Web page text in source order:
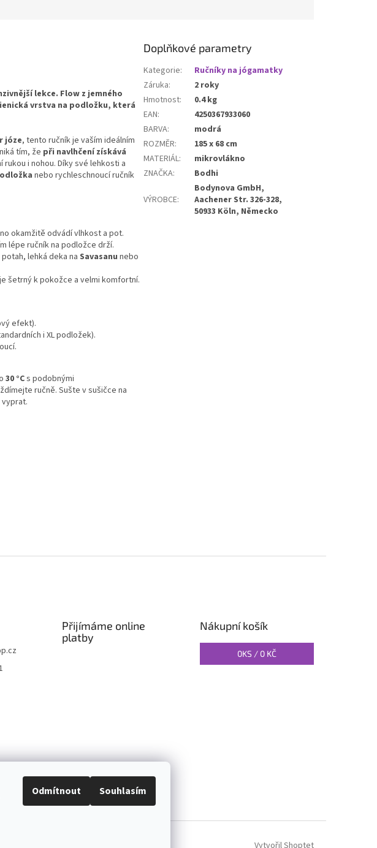
Odmítnout Souhlasím
pro začátečníky i pokročilé,
kteří upřednostňují
povrcha stabilní oporu během
lekce. Flow z jemného
vrstva na podložku, která
józe, tento ručník je vaším ideálním
tím, že při navlhčení získává
i nohou. Díky své lehkosti a
nebo rychleschnoucí ručník
okamžitě odvádí vlhkost a pot.
lépe ručník na podložce drží.
lehká deka na Savasanu nebo
šetrný k pokožce a velmi komfortní.
efekt).
i XL podložek).
30 °Cs podobnými
ručně. Sušte v sušičce na
Doplňkové parametry
Kategorie:
Ručníky na jógamatky
Záruka:
2 roky
Hmotnost:
0.4 kg
EAN:
4250367933060
BARVA:
modrá
ROZMĚR:
185 x 68 cm
MATERIÁL:
mikrovlákno
ZNAČKA: Bodhi
VÝROBCE:
Bodynova GmbH,
Aachener Str. 326-328,
50933 Köln, Německo
Přijímáme online
platby
Nákupní košík
0KS / 0 KČ
Vytvořil Shoptet